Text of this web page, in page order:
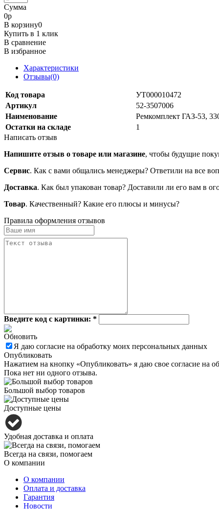
Сумма
0р
В корзину0
Купить в 1 клик
В сравнение
В избранное
Характеристики
Отзывы(0)
Код товара
УТ000010472
Артикул
52-3507006
Наименование
Ремкомплект ГАЗ-53,
Остатки на складе
1
Написать отзыв
Напишите отзыв о товаре или магазине, чтобы будущие
Сервис. Как с вами общались менеджеры? Ответили на все
Доставка. Как был упакован товар? Доставили ли его вам в
Товар. Качественный? Какие его плюсы и минусы?
Правила оформления отзывов
Введите код с картинки: *
Обновить
Я даю согласие на обработку моих персональных данных
Опубликовать
Нажатием на кнопку «Опубликовать» я даю свое согласие на
Пока нет ни одного отзыва.
Большой выбор товаров
Доступные цены
Удобная доставка и оплата
Всегда на связи, помогаем
О компании
О компании
Оплата и доставка
Гарантия
Новости